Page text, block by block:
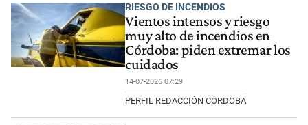
RIESGO DE INCENDIOS
Vientos intensos y riesgo
muy alto de incendios en
Córdoba: piden extremar los
cuidados
14-07-2026 07:29
PERFIL REDACCIÓN CÓRDOBA